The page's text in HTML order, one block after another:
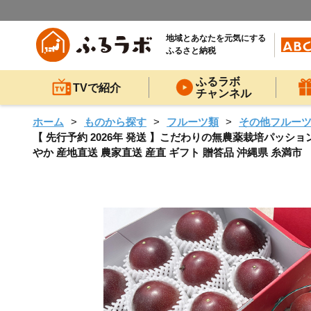
地域とあなたを元気にする
ふるさと納税
TVで紹介
ふるラボ
チャンネル
ホーム ものから探す フルーツ類
その他フルー
【 先行予約 2026年 発送 】こだわりの無農薬栽培パッシ
やか 産地直送 農家直送 産直 ギフト 贈答品 沖縄県 糸満市